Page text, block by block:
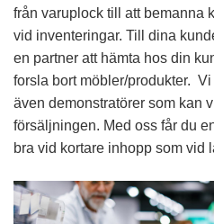
från varuplock till att bemanna
vid inventeringar. Till dina
en partner att hämta hos din
forsla bort möbler/produkter.
även demonstratörer som kan
försäljningen. Med oss får du
bra vid kortare inhopp som vid